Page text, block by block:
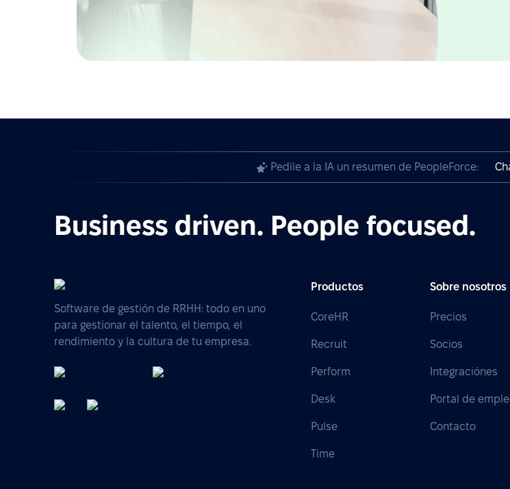
Pedile a la IA un resumen de PeopleForce:
Business driven. People focused.
Software de gestión de RRHH: todo en uno
para gestionar el talento, el tiempo, el
rendimiento y la cultura de tu empresa.
Productos
CoreHR
Recruit
Perform
Desk
Pulse
Time
Sobre nosotros
Precios
Socios
Integraciónes
Portal de
Contacto